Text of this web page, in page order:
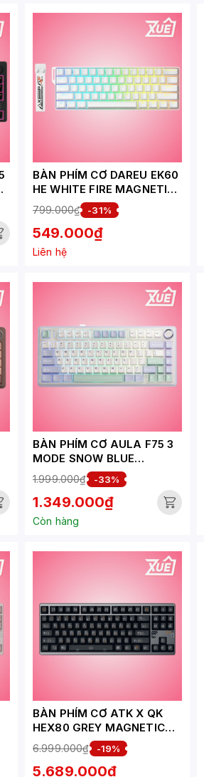
BÀN PHÍM CƠ DAREU EK60
HE WHITE FIRE MAGNETIC
SWITCH
799.000₫ -31%
549.000₫
Liên hệ
BÀN PHÍM CƠ AULA F75 3
MODE SNOW BLUE
OUTEMU SILENT PEACH V3
SWITCH
1.999.000₫ -33%
1.349.000₫
Còn hàng
BÀN PHÍM CƠ ATK X QK
HEX80 GREY MAGNETIC
SWITCH
6.999.000₫ -19%
5.689.000₫